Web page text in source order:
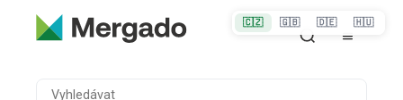
🇨🇿 🇬🇧 🇩🇪 🇭🇺